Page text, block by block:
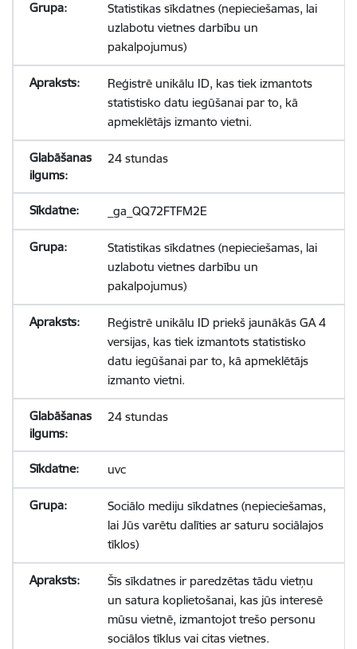
Statistikas sīkdatnes (nepieciešamas, lai
uzlabotu vietnes darbību un
pakalpojumus)
Reģistrē unikālu ID, kas tiek izmantots
statistisko datu iegūšanai par to, kā
apmeklētājs izmanto vietni.
24 stundas
_ga_QQ72FTFM2E
Statistikas sīkdatnes (nepieciešamas, lai
uzlabotu vietnes darbību un
pakalpojumus)
Reģistrē unikālu ID priekš jaunākās GA 4
versijas, kas tiek izmantots statistisko
datu iegūšanai par to, kā apmeklētājs
izmanto vietni.
24 stundas
uvc
Sociālo mediju sīkdatnes (nepieciešamas,
lai Jūs varētu dalīties ar saturu sociālajos
tīklos)
Šīs sīkdatnes ir paredzētas tādu vietņu
un satura koplietošanai, kas jūs interesē
mūsu vietnē, izmantojot trešo personu
sociālos tīklus vai citas vietnes.